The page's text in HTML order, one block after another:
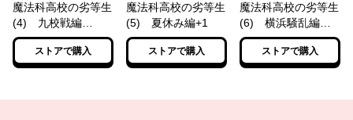
魔法科高校の劣等生
(4) 九校戦編
〈下〉
ストアで購入
魔法科高校の劣等生
(5) 夏休み編+1
ストアで購入
魔法科高校の劣等生
(6) 横浜騒乱編
〈上〉
ストアで購入